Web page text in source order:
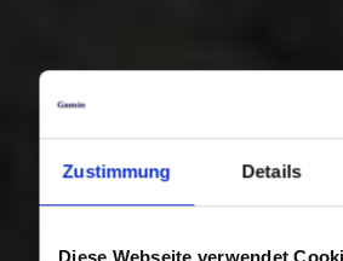
Zustimmung Details
Diese Webseite verwendet